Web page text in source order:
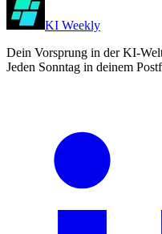
KI Weekly
Dein Vorsprung in der KI-
Jeden Sonntag in deinem